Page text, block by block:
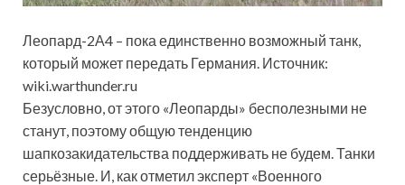
Леопард-2А4 – пока единственно возможный танк,
который может передать Германия. Источник:
wiki.warthunder.ru
Безусловно, от этого «Леопарды» бесполезными не
станут, поэтому общую тенденцию
шапкозакидательства поддерживать не будем. Танки
серьёзные. И, как отметил эксперт «Военного